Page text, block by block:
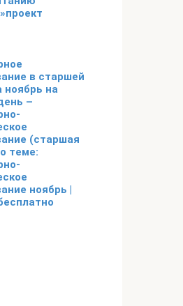
в старшей
ноябрь на
–
(старшая
теме:
ноябрь |